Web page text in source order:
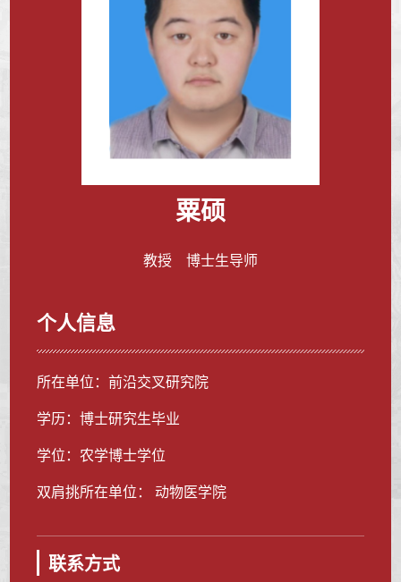
粟硕
教授 博士生导师
个人信息
所在单位：前沿交叉研究院
学历：博士研究生毕业
学位：农学博士学位
双肩挑所在单位： 动物医学院
联系方式